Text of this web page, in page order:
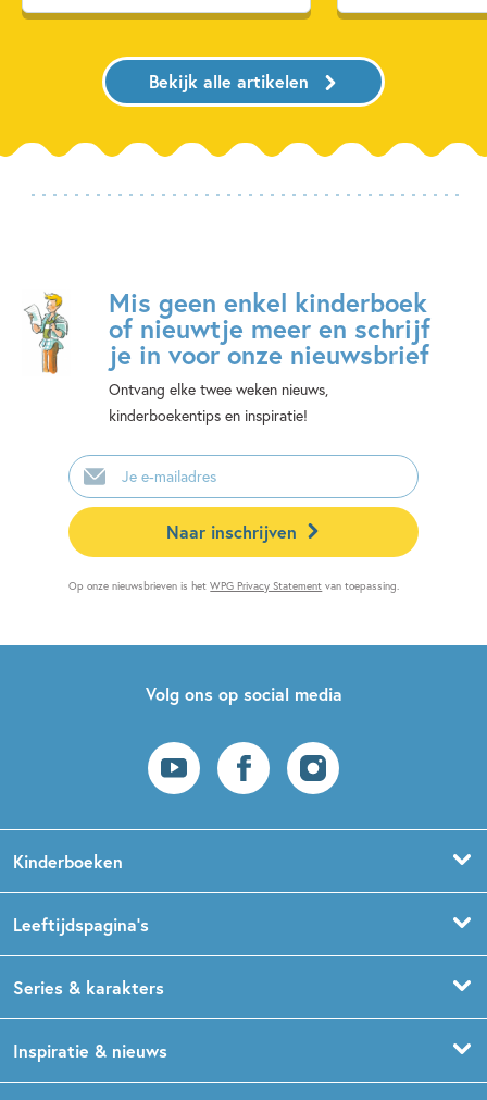
Bekijk alle artikelen
Mis geen enkel kinderboek
of nieuwtje meer en schrijf
je in voor onze nieuwsbrief
Ontvang elke twee weken nieuws,
kinderboekentips en inspiratie!
E-
mailadres
Naar inschrijven
Op onze nieuwsbrieven is hetWPG Privacy Statement van toepassing.
Volg ons op social media
Kinderboeken
Prentenboeken
Babyboeken
Leeftijdspagina’s
Boekentips 1,5 - 3 jaar
Series & karakters
Dog Man
Inspiratie & nieuws